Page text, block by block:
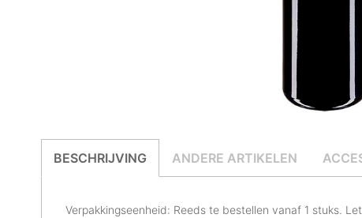
BESCHRIJVING ANDERE ARTIKELEN
Verpakkingseenheid: Reeds te bestellen vanaf 1 stuks.